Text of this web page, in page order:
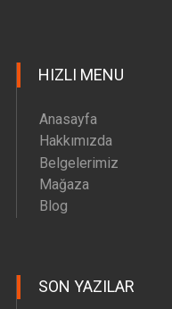
HIZLI MENU
Anasayfa
Hakkımızda
Belgelerimiz
Mağaza
Blog
SON YAZILAR